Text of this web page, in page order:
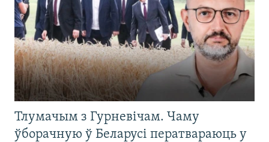
Тлумачым з Гурневічам. Чаму
ўборачную ў Беларусі ператвараюць у